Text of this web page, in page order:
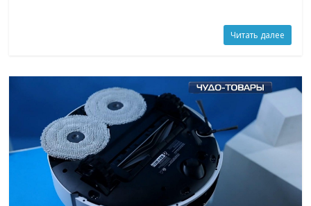
Читать далее